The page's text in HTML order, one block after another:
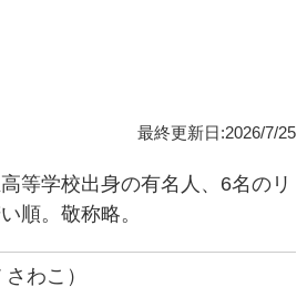
最終更新日:2026/7/25
等学校出身の有名人、6名のリ
順。敬称略。
さわこ）